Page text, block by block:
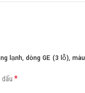
lạnh, dòng GE (3 lỗ),
dấu *